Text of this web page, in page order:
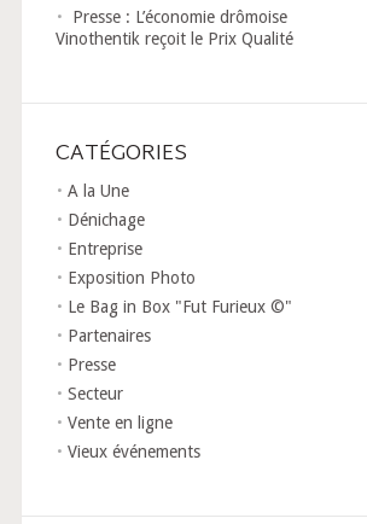
Presse : L’économie drômoise
Vinothentik reçoit le Prix Qualité
CATÉGORIES
A la Une
Dénichage
Entreprise
Exposition Photo
Le Bag in Box "Fut Furieux ©"
Partenaires
Presse
Secteur
Vente en ligne
Vieux événements